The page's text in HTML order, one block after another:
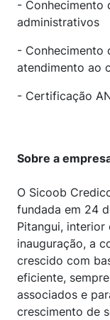
- Conhecimento
administrativos
- Conhecimento
atendimento ao
- Certificação
Sobre a
O Sicoob
fundada em 24
Pitangui, interior
inauguração, a
crescido com
eficiente,
associados e
crescimento de